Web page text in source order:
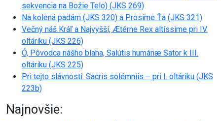
sekvencia na Božie Telo) (JKS 269)
Na kolená padám (JKS 320) a Prosíme Ťa (JKS 321)
Večný náš Kráľ a Najvyšší, Ætérne Rex altíssime pri IV.
oltáriku (JKS 226)
Ó, Pôvodca nášho blaha, Salútis humánæ Sator k III.
oltáriku (JKS 225)
Pri tejto slávnosti. Sacris solémniis – pri I. oltáriku (JKS
223b)
Najnovšie: